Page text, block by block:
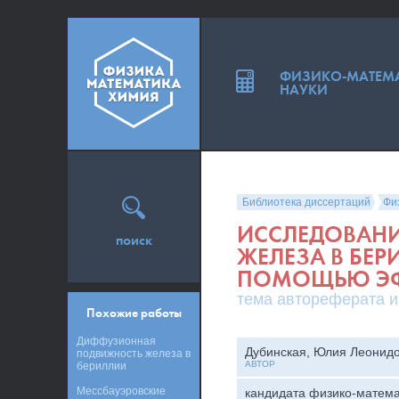
Библиотека диссертаций
ЖЕЛЕЗА В
ПОМОЩЬЮ
тема автореферата
Дубинская, Юлия
АВТОР
кандидата физико-
поиск
Похожие работы
Диффузионная
подвижность железа в
бериллии
Мессбауэровские
ФИЗИКО-
НАУКИ